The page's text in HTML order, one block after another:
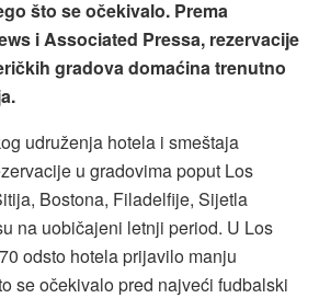
što se očekivalo. Prema
i Associated Pressa, rezervacije
gradova domaćina trenutno
udruženja hotela i smeštaja
u gradovima poput Los
Bostona, Filadelfije, Sijetla
na uobičajeni letnji period. U Los
odsto hotela prijavilo manju
se očekivalo pred najveći fudbalski